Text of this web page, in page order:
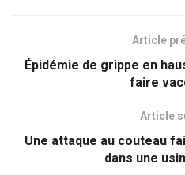
Article
Épidémie de grippe en
faire
Article
Une attaque au couteau
dans une